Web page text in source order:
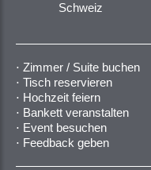
Schweiz
Zimmer / Suite buchen
Tisch reservieren
Hochzeit feiern
Bankett veranstalten
Event besuchen
Feedback geben